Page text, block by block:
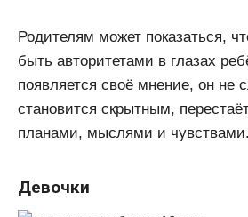
Родителям может показаться,
быть авторитетами в глазах
появляется своё мнение, он не
становится скрытным,
планами, мыслями и чувствами.
Девочки